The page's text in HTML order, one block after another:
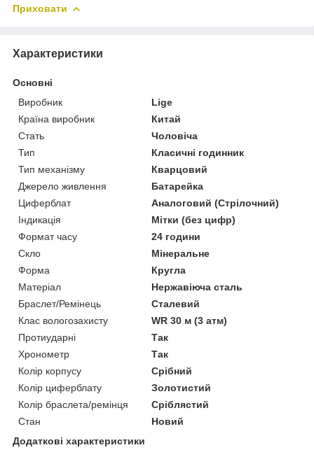
Приховати
Характеристики
Основні
Виробник
Lige
Країна виробник
Китай
Стать
Чоловіча
Тип
Класичні годинник
Тип механізму
Кварцовий
Джерело живлення
Батарейка
Циферблат
Аналоговий (Стрілочний)
Індикація
Мітки (без цифр)
Формат часу
24 години
Скло
Мінеральне
Форма
Кругла
Матеріал
Нержавіюча сталь
Браслет/Ремінець
Сталевий
Клас вологозахисту
WR 30 м (3 атм)
Протиударні
Так
Хронометр
Так
Колір корпусу
Срібний
Колір циферблату
Золотистий
Колір браслета/ремінця
Сріблястий
Стан
Новий
Додаткові характеристики